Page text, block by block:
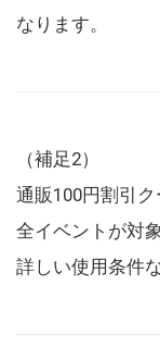
なります。
（補足2）
通販100円割引
全イベントが対
詳しい使用条件